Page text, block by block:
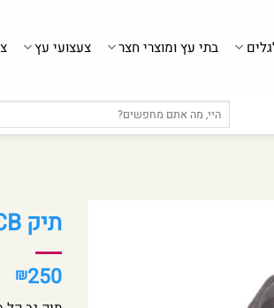
בתי עץ ומוצרי חצר צעצועי עץ
עבור:
תיק FCB שחור – מבית Kal Gav
₪250